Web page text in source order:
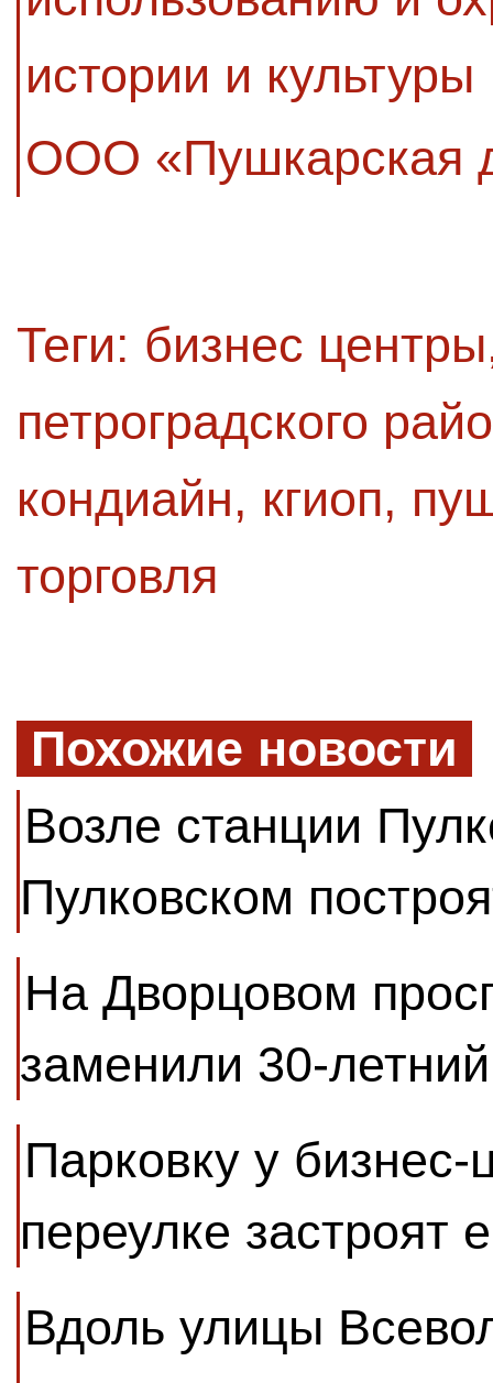
истории и культуры
ООО «Пушкарская
Теги: бизнес центры
петроградского
кондиайн, кгиоп,
торговля
Похожие новости
Возле станции
Пулковском
На Дворцовом
заменили 30-
Парковку у
переулке
Вдоль улицы